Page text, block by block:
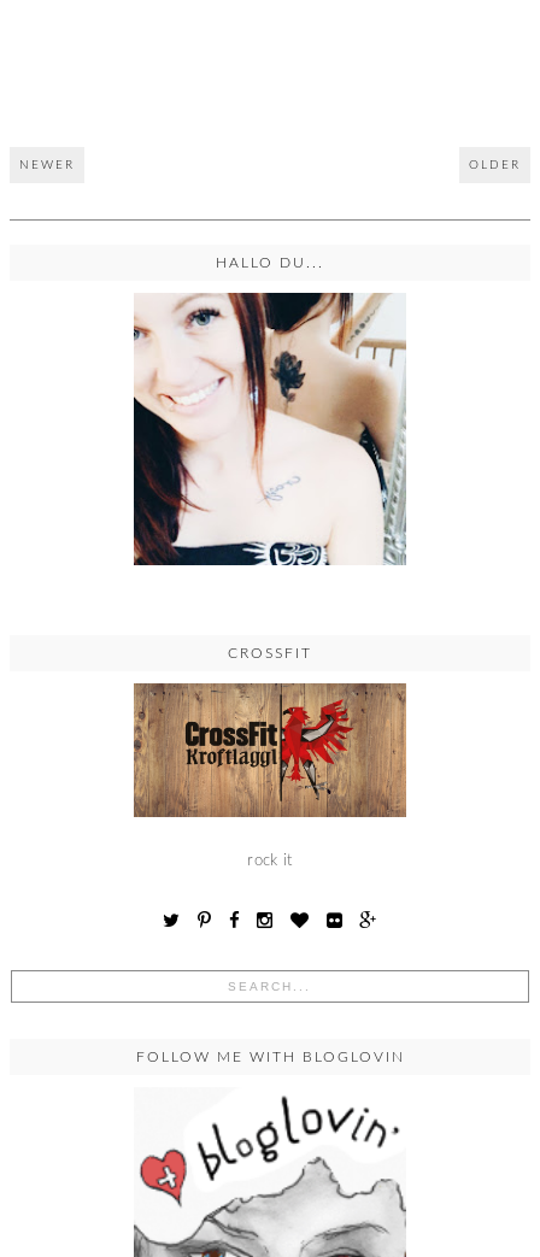
NEWER OLDER
HALLO DU...
CROSSFIT
rock it
FOLLOW ME WITH BLOGLOVIN